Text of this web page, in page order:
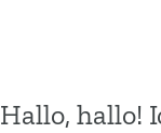
Hallo, hallo!